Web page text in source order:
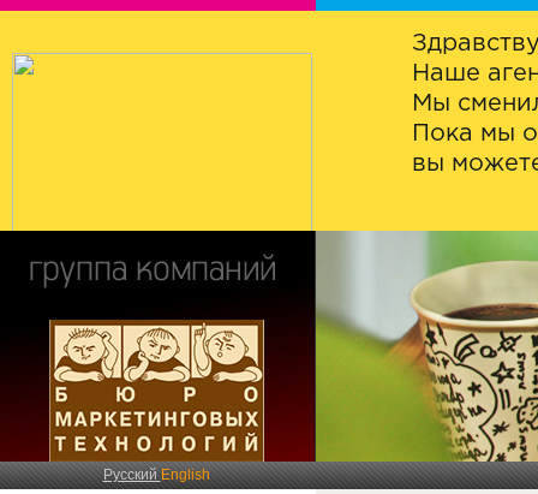
Наше
Мы
Пока мы
вы
РусскийEnglish